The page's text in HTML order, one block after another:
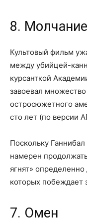
8.
Культовый фильм
между убийцей-
курсанткой
завоевал
остросюжетного
сто лет (по версии
Поскольку
намерен
ягнят»
которых побеждает
7. Омен